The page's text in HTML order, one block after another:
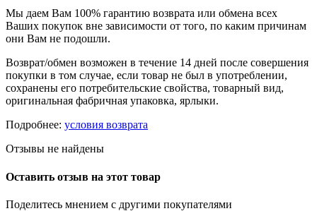
Мы даем Вам 100% гарантию возврата или обмена всех
Ваших покупок вне зависимости от того, по каким причинам
они Вам не подошли.
Возврат/обмен возможен в течение 14 дней после совершения
покупки в том случае, если товар не был в употреблении,
сохранены его потребительские свойства, товарный вид,
оригинальная фабричная упаковка, ярлыки.
Подробнее: условия возврата
Отзывы не найдены
Оставить отзыв на этот товар
Поделитесь мнением с другими покупателями